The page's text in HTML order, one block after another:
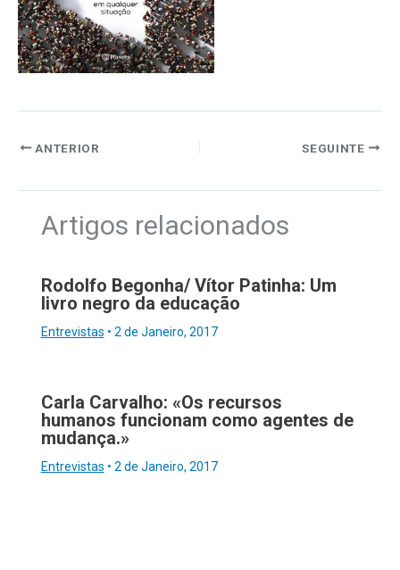
ANTERIOR SEGUINTE
Artigos relacionados
Rodolfo Begonha/ Vítor Patinha: Um
livro negro da educação
Entrevistas • 2 de Janeiro, 2017
Carla Carvalho: «Os recursos
humanos funcionam como agentes de
mudança.»
Entrevistas • 2 de Janeiro, 2017